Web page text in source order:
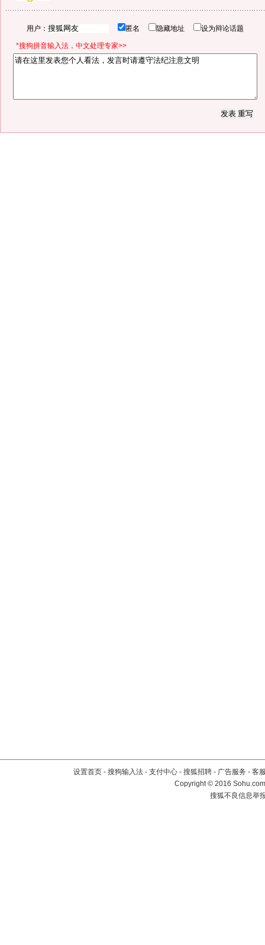
用户： 匿名 隐藏地址 设为辩论话题
*搜狗拼音输入法，中文处理专家>>
设置首页 - 搜狗输入法 - 支付中心 - 搜狐招聘 - 广告服务 - 客
Copyright©2016
搜狐不良信息举